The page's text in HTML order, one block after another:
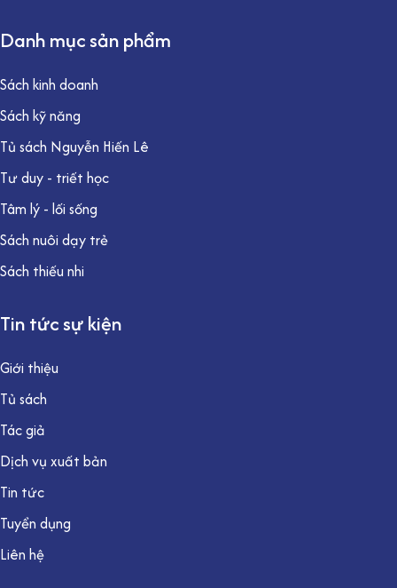
Danh mục sản phẩm
Sách kinh doanh
Sách kỹ năng
Tủ sách Nguyễn Hiến Lê
Tư duy - triết học
Tâm lý - lối sống
Sách nuôi dạy trẻ
Sách thiếu nhi
Tin tức sự kiện
Giới thiệu
Tủ sách
Tác giả
Dịch vụ xuất bản
Tin tức
Tuyển dụng
Liên hệ